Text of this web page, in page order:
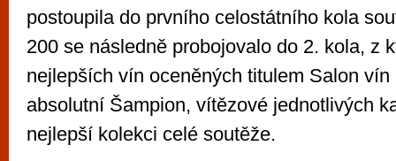
postoupila do prvního celostátního kola
200 se následně probojovalo do 2. kola, z
nejlepších vín oceněných titulem Salon vín
absolutní Šampion, vítězové jednotlivých
nejlepší kolekci celé soutěže.